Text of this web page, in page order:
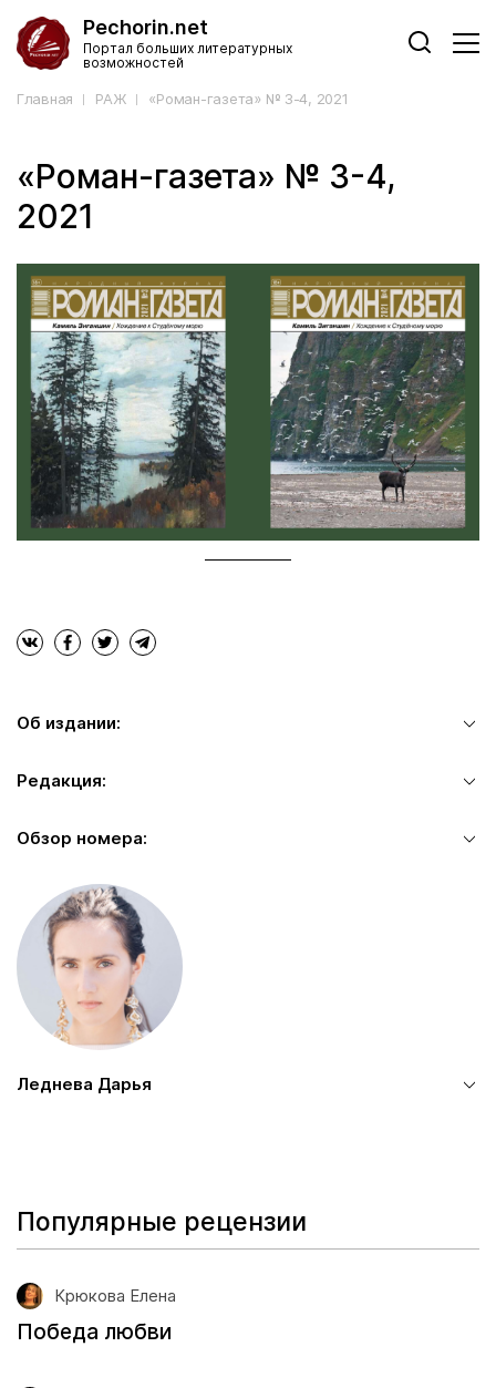
Pechorin.net
Портал больших литературных
возможностей
Главная РАЖ «Роман-газета» № 3-4, 2021
«Роман-газета» № 3-4,
2021
Об издании:
Редакция:
Обзор номера:
Леднева Дарья
Популярные рецензии
Крюкова Елена
Победа любви